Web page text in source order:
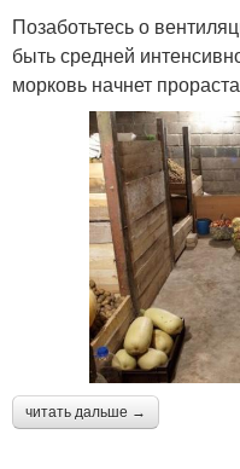
Позаботьтесь о
быть средней
морковь начнет
читать дальше →